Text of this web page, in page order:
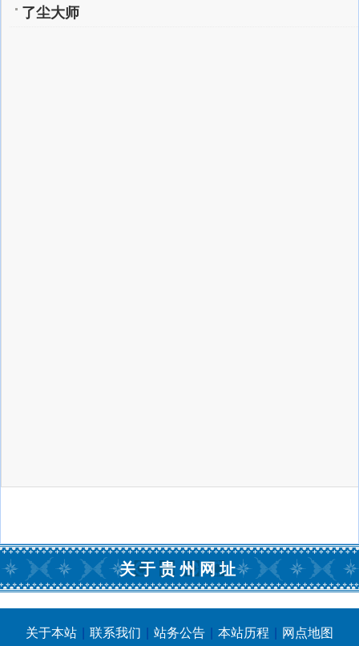
了尘大师
关于贵州网址
关于本站 | 联系我们 | 站务公告 | 本站历程 | 网点地图